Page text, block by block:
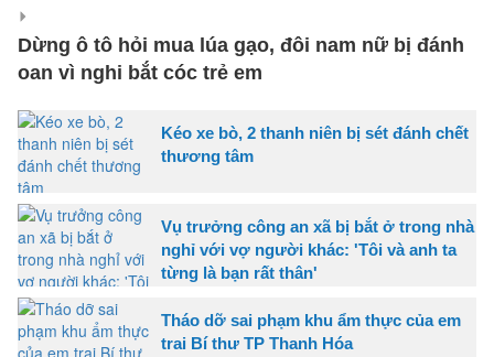
Dừng ô tô hỏi mua lúa gạo, đôi nam nữ bị đánh
oan vì nghi bắt cóc trẻ em
Kéo xe bò, 2 thanh niên bị sét đánh chết
thương tâm
Vụ trưởng công an xã bị bắt ở trong nhà
nghỉ với vợ người khác: 'Tôi và anh ta
từng là bạn rất thân'
Tháo dỡ sai phạm khu ẩm thực của em
trai Bí thư TP Thanh Hóa